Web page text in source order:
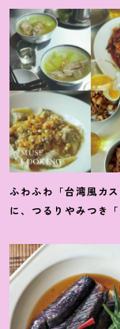
ふわふわ「台湾風カス
に、つるりやみつき
シピ6選